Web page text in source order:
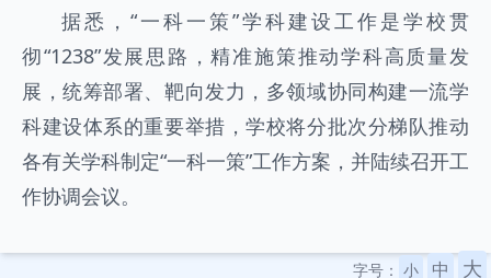
据悉，“一科一策”学科建设工作是学校贯
彻“1238”发展思路，精准施策推动学科高质量发
展，统筹部署、靶向发力，多领域协同构建一流学
科建设体系的重要举措，学校将分批次分梯队推动
各有关学科制定“一科一策”工作方案，并陆续召开工
作协调会议。
字号： 小 中 大